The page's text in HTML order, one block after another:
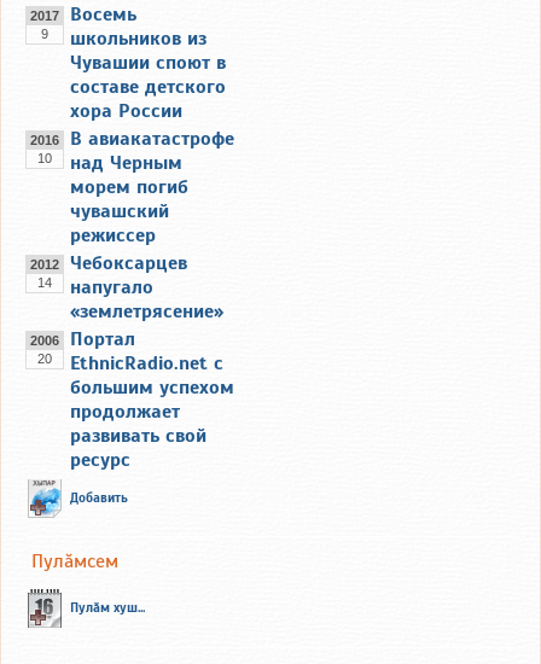
2017
9
Восемь
школьников из
Чувашии споют в
составе детского
хора России
2016
10
В авиакатастрофе
над Черным
морем погиб
чувашский
режиссер
2012
14
Чебоксарцев
напугало
«землетрясение»
2006
20
Портал
EthnicRadio.net с
большим успехом
продолжает
развивать свой
ресурс
Добавить
Пулăмсем
Пулăм хуш...